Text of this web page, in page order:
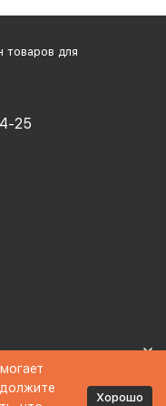
для
25
Хорошо